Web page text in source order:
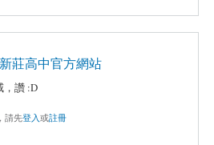
莊高中官方網站
，讚 :D
請先登入或註冊